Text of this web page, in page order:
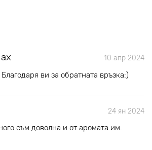
10 апр 2024
ви за обратната връзка:)
24 ян 2024
съм доволна и от аромата им.